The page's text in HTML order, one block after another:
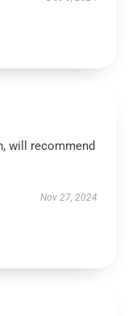
will recommend
Nov 27, 2024